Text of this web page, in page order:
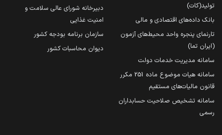
تولید(کات)
بانک داده‌های اقتصادی و مالی
تارنمای پنجره واحد محیط‌های آزمون
(ایران تما)
سامانه مدیریت خدمات دولت
سامانه هیات موضوع ماده 251 مکرر
قانون مالیات‌های مستقیم
سامانه تشخیص صلاحیت حسابداران
رسمی
دبیرخانه شورای عالی سلامت و
امنیت غذایی
سازمان برنامه بودجه کشور
دیوان محاسبات کشور